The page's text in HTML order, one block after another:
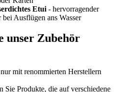
Etui - hervorragender
Ausflügen ans Wasser
unser Zubehör
mit renommierten Herstellern
Sie Produkte, die auf verschiedene